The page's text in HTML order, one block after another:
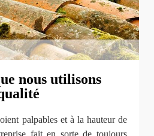
nous utilisons
palpables et à la hauteur de
fait en sorte de toujours